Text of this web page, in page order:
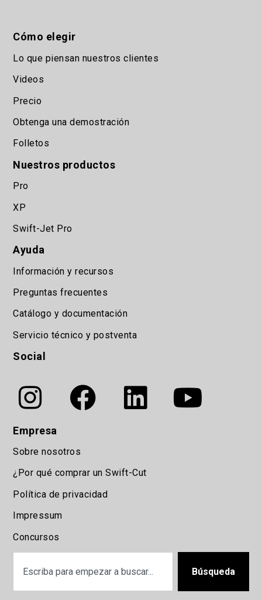
Cómo elegir
Lo que piensan nuestros clientes
Videos
Precio
Obtenga una demostración
Folletos
Nuestros productos
Pro
XP
Swift-Jet Pro
Ayuda
Información y recursos
Preguntas frecuentes
Catálogo y documentación
Servicio técnico y postventa
Social
Empresa
Sobre nosotros
¿Por qué comprar un Swift-Cut
Política de privacidad
Impressum
Concursos
Búsqueda